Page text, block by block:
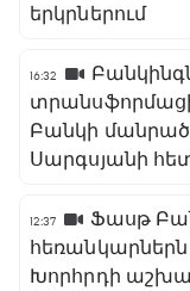
երկրներում
16:32
Բանկի
Սարգսյանի
12:37
Ֆասթ
հեռանկարներն
Խորհրդի